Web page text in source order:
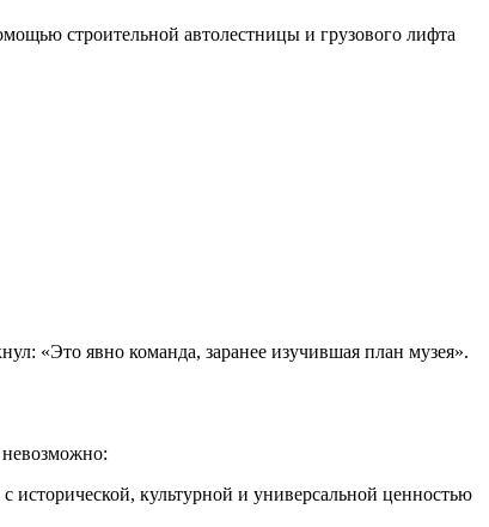
строительной автолестницы и грузового лифта
«Это явно команда, заранее изучившая план музея».
исторической, культурной и универсальной ценностью